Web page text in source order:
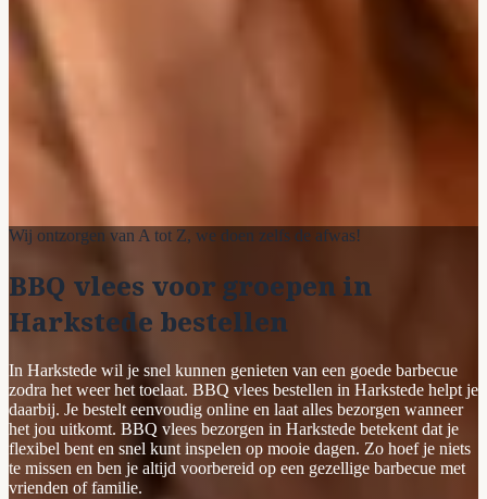
Wij ontzorgen van A tot Z, we doen zelfs de afwas!
BBQ vlees voor groepen in
Harkstede bestellen
In Harkstede wil je snel kunnen genieten van een goede barbecue
zodra het weer het toelaat. BBQ vlees bestellen in Harkstede helpt je
daarbij. Je bestelt eenvoudig online en laat alles bezorgen wanneer
het jou uitkomt. BBQ vlees bezorgen in Harkstede betekent dat je
flexibel bent en snel kunt inspelen op mooie dagen. Zo hoef je niets
te missen en ben je altijd voorbereid op een gezellige barbecue met
vrienden of familie.